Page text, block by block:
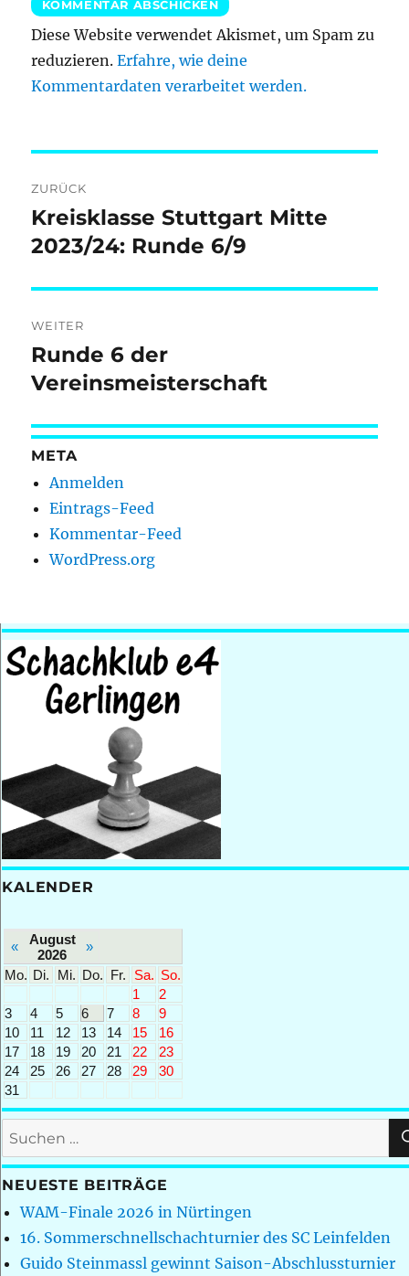
Diese Website verwendet Akismet, um Spam zu
reduzieren.Erfahre, wie deine
Kommentardaten verarbeitet werden.
ZURÜCK
Vorheriger
Beitrag:
Kreisklasse Stuttgart Mitte
2023/24: Runde 6/9
WEITER
Nächster
Beitrag:
Runde 6 der
Vereinsmeisterschaft
META
Anmelden
Eintrags-Feed
Kommentar-Feed
WordPress.org
KALENDER
«
August
2026
»
Mo. Di. Mi. Do. Fr. Sa. So.
1
2
3
4 5 6 7 8
9
10
11 12 13 14 15
16
17
18 19 20 21 22
23
24
25 26 27 28 29
30
31
Suchen
nach:
NEUESTE BEITRÄGE
WAM-Finale 2026 in Nürtingen
16. Sommerschnellschachturnier des SC Leinfelden
Guido Steinmassl gewinnt Saison-Abschlussturnier